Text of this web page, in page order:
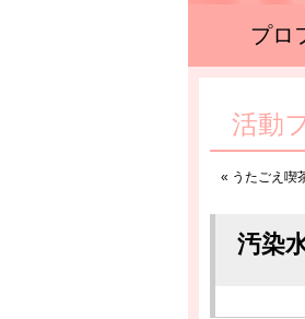
プロ
活動
« うたごえ
汚染